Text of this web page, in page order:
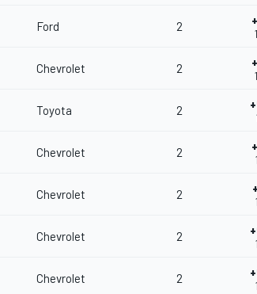
Ford 2
Chevrolet 2
Toyota 2
Chevrolet 2
Chevrolet 2
Chevrolet 2
Chevrolet 2